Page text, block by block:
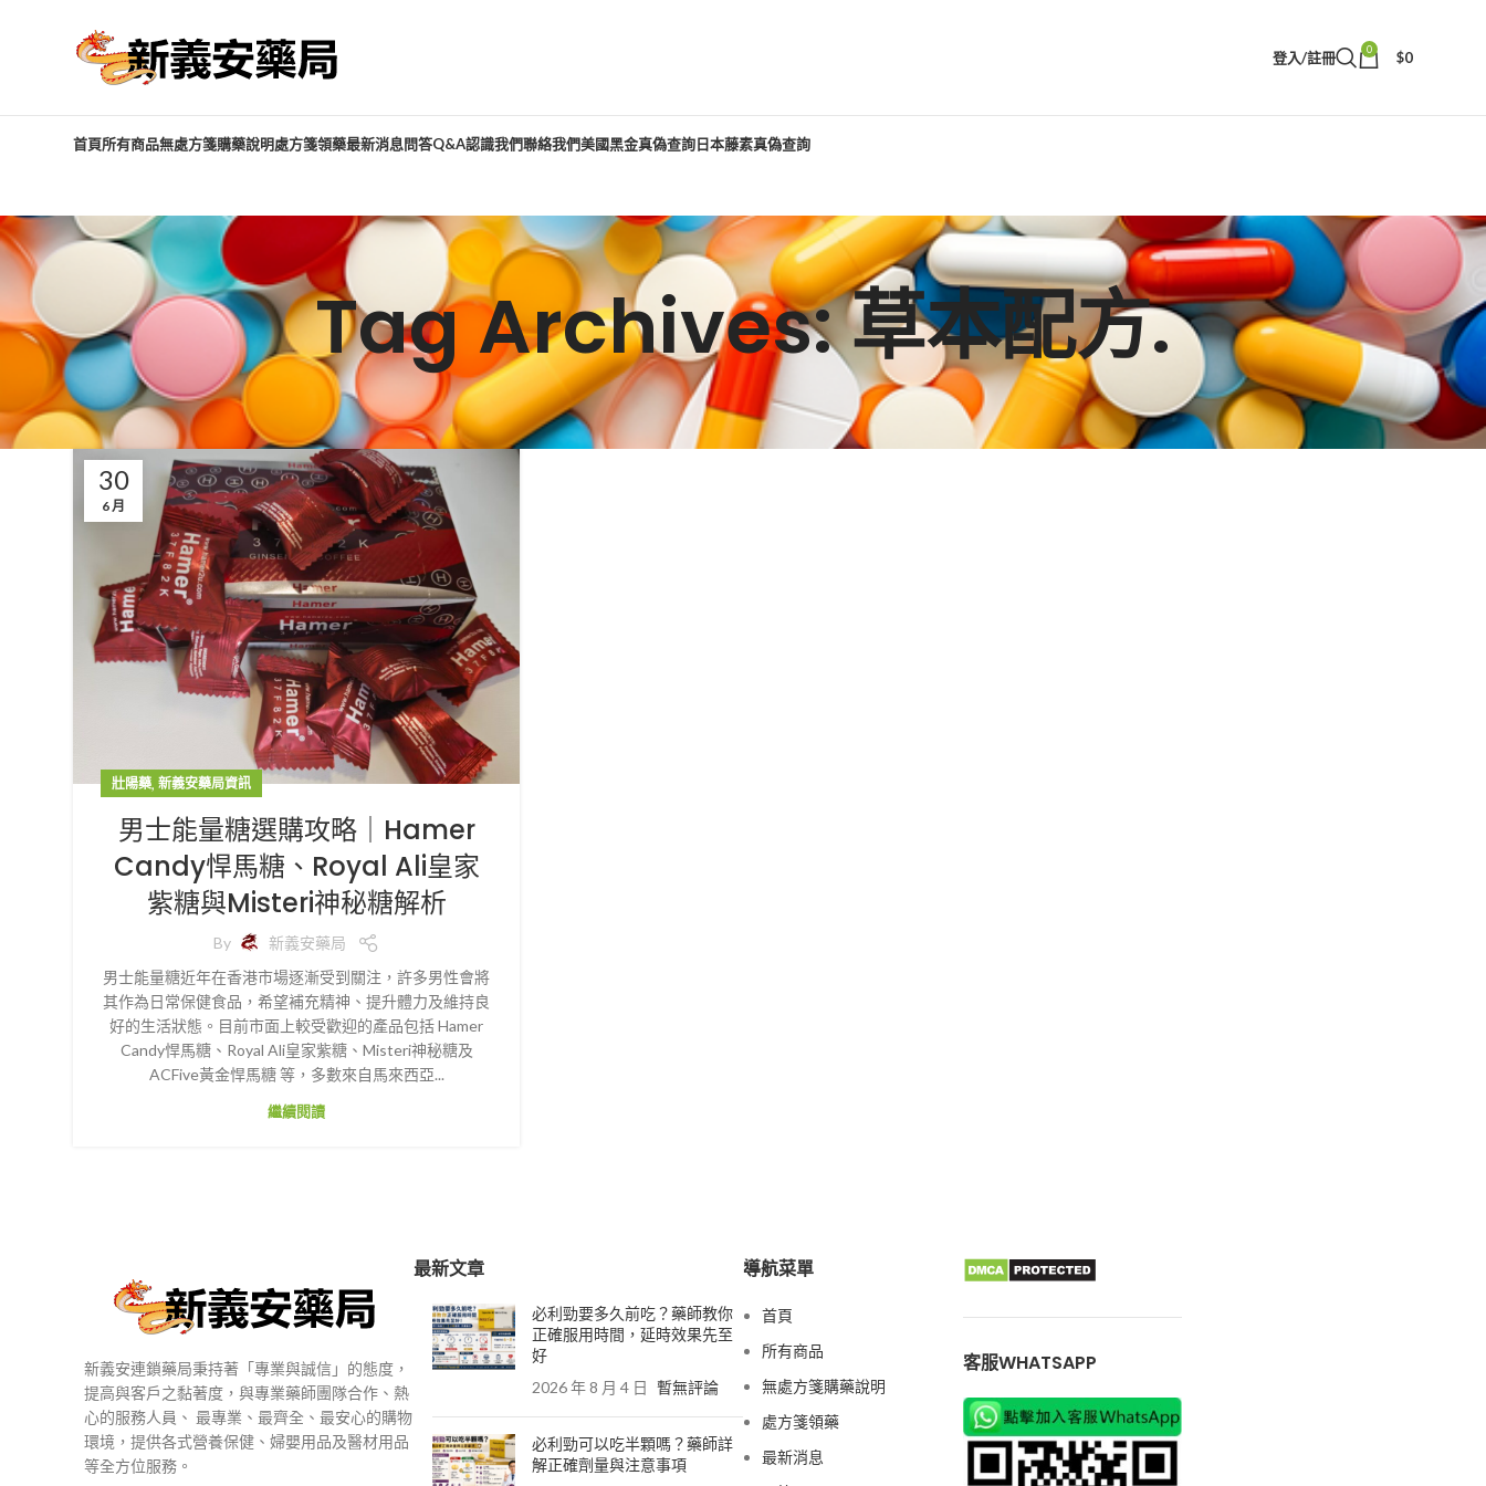
登入/註冊 0 $0
首頁所有商品無處方箋購藥說明處方箋領藥最新消息問答Q&A認識我們聯絡我們美國黑金真偽查詢日本藤素真偽查詢
Tag Archives: 草本配方.
30
6 月
壯陽藥, 新義安藥局資訊
男士能量糖選購攻略｜Hamer
Candy悍馬糖、Royal Ali皇家
紫糖與Misteri神秘糖解析
By
新義安藥局
男士能量糖近年在香港市場逐漸受到關注，許多男性會將
其作為日常保健食品，希望補充精神、提升體力及維持良
好的生活狀態。目前市面上較受歡迎的產品包括 Hamer
Candy悍馬糖、Royal Ali皇家紫糖、Misteri神秘糖及
ACFive黃金悍馬糖 等，多數來自馬來西亞...
繼續閱讀
新義安連鎖藥局秉持著「專業與誠信」的態度，
提高與客戶之黏著度，與專業藥師團隊合作、熱
心的服務人員、 最專業、最齊全、最安心的購物
環境，提供各式營養保健、婦嬰用品及醫材用品
等全方位服務。
最新文章
必利勁要多久前吃？藥師教你
正確服用時間，延時效果先至
好
2026 年 8 月 4 日 暫無評論
必利勁可以吃半顆嗎？藥師詳
解正確劑量與注意事項
導航菜單
首頁
所有商品
無處方箋購藥說明
處方箋領藥
最新消息
客服WHATSAPP